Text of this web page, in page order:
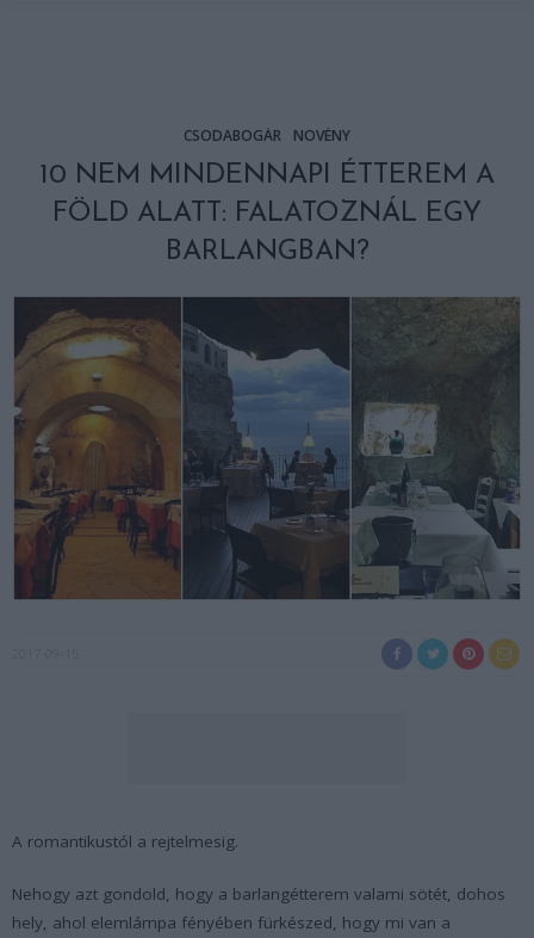
CSODABOGÁR NÖVÉNY
10 NEM MINDENNAPI ÉTTEREM A
FÖLD ALATT: FALATOZNÁL EGY
BARLANGBAN?
A romantikustól a rejtelmesig.
Nehogy azt gondold, hogy a barlangétterem valami sötét, dohos
hely, ahol elemlámpa fényében fürkészed, hogy mi van a